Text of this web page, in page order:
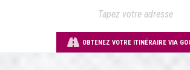
OBTENEZ VOTRE ITINÉRAIRE VIA